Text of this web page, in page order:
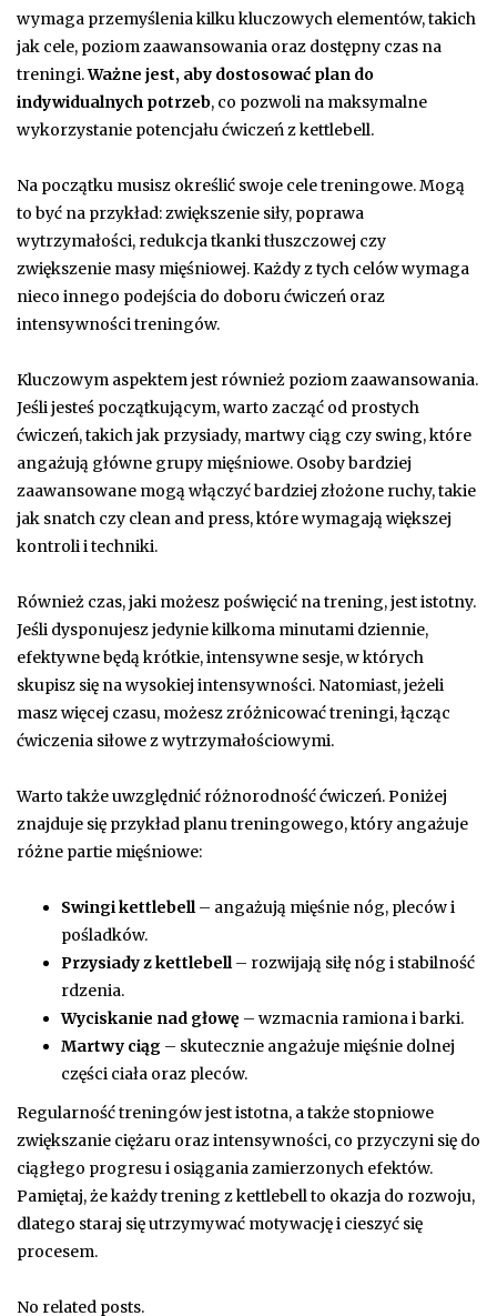
wymaga przemyślenia kilku kluczowych elementów, takich
jak cele, poziom zaawansowania oraz dostępny czas na
treningi.Ważne jest, aby dostosować plan do
indywidualnych potrzeb, co pozwoli na maksymalne
wykorzystanie potencjału ćwiczeń z kettlebell.
Na początku musisz określić swoje cele treningowe. Mogą
to być na przykład: zwiększenie siły, poprawa
wytrzymałości, redukcja tkanki tłuszczowej czy
zwiększenie masy mięśniowej. Każdy z tych celów wymaga
nieco innego podejścia do doboru ćwiczeń oraz
intensywności treningów.
Kluczowym aspektem jest również poziom zaawansowania.
Jeśli jesteś początkującym, warto zacząć od prostych
ćwiczeń, takich jak przysiady, martwy ciąg czy swing, które
angażują główne grupy mięśniowe. Osoby bardziej
zaawansowane mogą włączyć bardziej złożone ruchy, takie
jak snatch czy clean and press, które wymagają większej
kontroli i techniki.
Również czas, jaki możesz poświęcić na trening, jest istotny.
Jeśli dysponujesz jedynie kilkoma minutami dziennie,
efektywne będą krótkie, intensywne sesje, w których
skupisz się na wysokiej intensywności. Natomiast, jeżeli
masz więcej czasu, możesz zróżnicować treningi, łącząc
ćwiczenia siłowe z wytrzymałościowymi.
Warto także uwzględnić różnorodność ćwiczeń. Poniżej
znajduje się przykład planu treningowego, który angażuje
różne partie mięśniowe:
Swingi kettlebell– angażują mięśnie nóg, pleców i
pośladków.
Przysiady z kettlebell– rozwijają siłę nóg i stabilność
rdzenia.
Wyciskanie nad głowę – wzmacnia ramiona i barki.
Martwy ciąg – skutecznie angażuje mięśnie dolnej
części ciała oraz pleców.
Regularność treningów jest istotna, a także stopniowe
zwiększanie ciężaru oraz intensywności, co przyczyni się do
ciągłego progresu i osiągania zamierzonych efektów.
Pamiętaj, że każdy trening z kettlebell to okazja do rozwoju,
dlatego staraj się utrzymywać motywację i cieszyć się
procesem.
No related posts.